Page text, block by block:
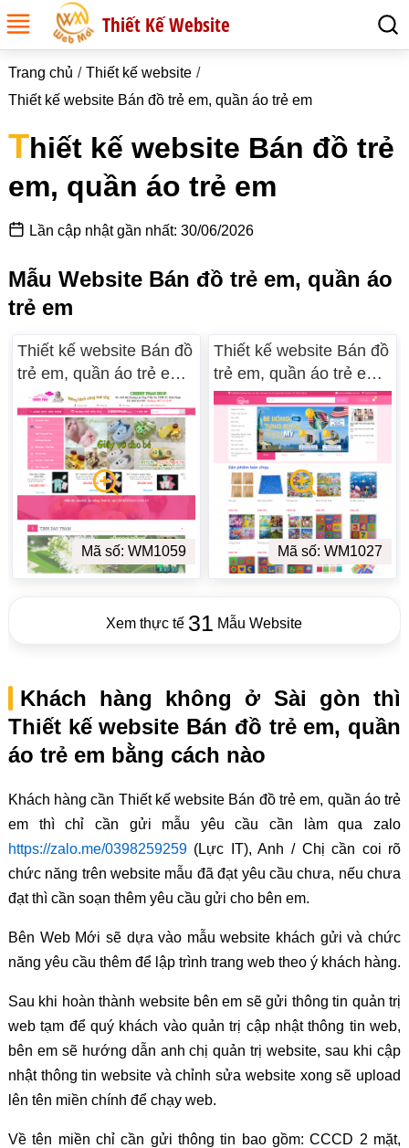
Thiết Kế Website
Trang chủ
Thiết kế website
Thiết kế website Bán đồ trẻ em, quần áo trẻ em
Thiết kế website Bán đồ trẻ
em, quần áo trẻ em
Lần cập nhật gần nhất: 30/06/2026
Mẫu Website Bán đồ trẻ em, quần áo
trẻ em
Thiết kế website Bán đồ
trẻ em, quần áo trẻ em
WM 02
Mã số: WM1059
Thiết kế website Bán đồ
trẻ em, quần áo trẻ em
WM 01
Mã số: WM1027
Xem thực tế 31 Mẫu Website
Khách hàng không ở Sài gòn thì
Thiết kế website Bán đồ trẻ em, quần
áo trẻ em bằng cách nào
Khách hàng cần Thiết kế website Bán đồ trẻ em, quần áo trẻ
em thì chỉ cần gửi mẫu yêu cầu cần làm qua zalo
https://zalo.me/0398259259(Lực IT), Anh / Chị cần coi rõ
chức năng trên website mẫu đã đạt yêu cầu chưa, nếu chưa
đạt thì cần soạn thêm yêu cầu gửi cho bên em.
Bên Web Mới sẽ dựa vào mẫu website khách gửi và chức
năng yêu cầu thêm để lập trình trang web theo ý khách hàng.
Sau khi hoàn thành website bên em sẽ gửi thông tin quản trị
web tạm để quý khách vào quản trị cập nhật thông tin web,
bên em sẽ hướng dẫn anh chị quản trị website, sau khi cập
nhật thông tin website và chỉnh sửa website xong sẽ upload
lên tên miền chính để chạy web.
Về tên miền chỉ cần gửi thông tin bao gồm: CCCD 2 mặt,